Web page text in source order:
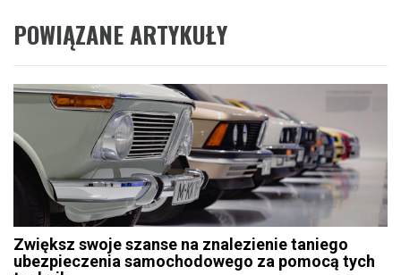
POWIĄZANE ARTYKUŁY
Zwiększ swoje szanse na znalezienie taniego
ubezpieczenia samochodowego za pomocą tych